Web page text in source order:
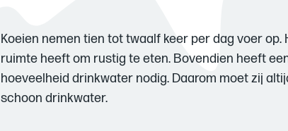
Koeien nemen tien tot twaalf keer per dag voer op.
ruimte heeft om rustig te eten. Bovendien heeft
hoeveelheid drinkwater nodig. Daarom moet zij
schoon drinkwater.